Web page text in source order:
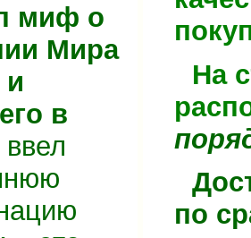
миф о
Мира
и
в
ввел
На
по